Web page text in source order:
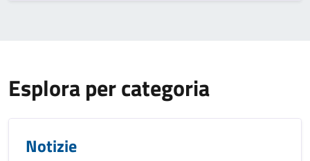
Esplora per categoria
Notizie